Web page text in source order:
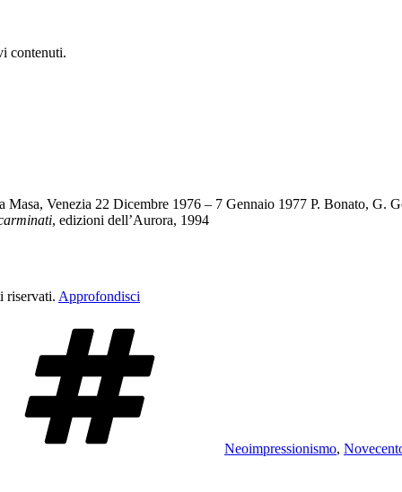
contenuti.
Masa, Venezia 22 Dicembre 1976 – 7 Gennaio 1977 P. Bonato, G.
, edizioni dell’Aurora, 1994
riservati. Approfondisci
Neoimpressionismo,